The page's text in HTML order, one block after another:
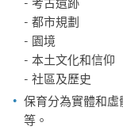
- 都市規劃
- 園境
- 本土文化和信仰
- 社區及歷史
保育分為實體和
等。